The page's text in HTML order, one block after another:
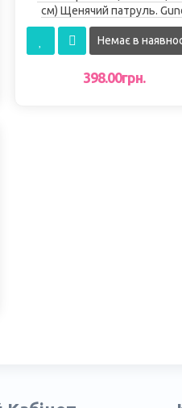
см) Щенячий патруль.
Немає в
398.00грн.